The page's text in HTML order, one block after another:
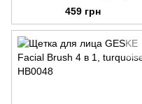
459 грн